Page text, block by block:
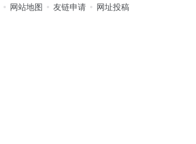
网站地图 友链申请 网址投稿